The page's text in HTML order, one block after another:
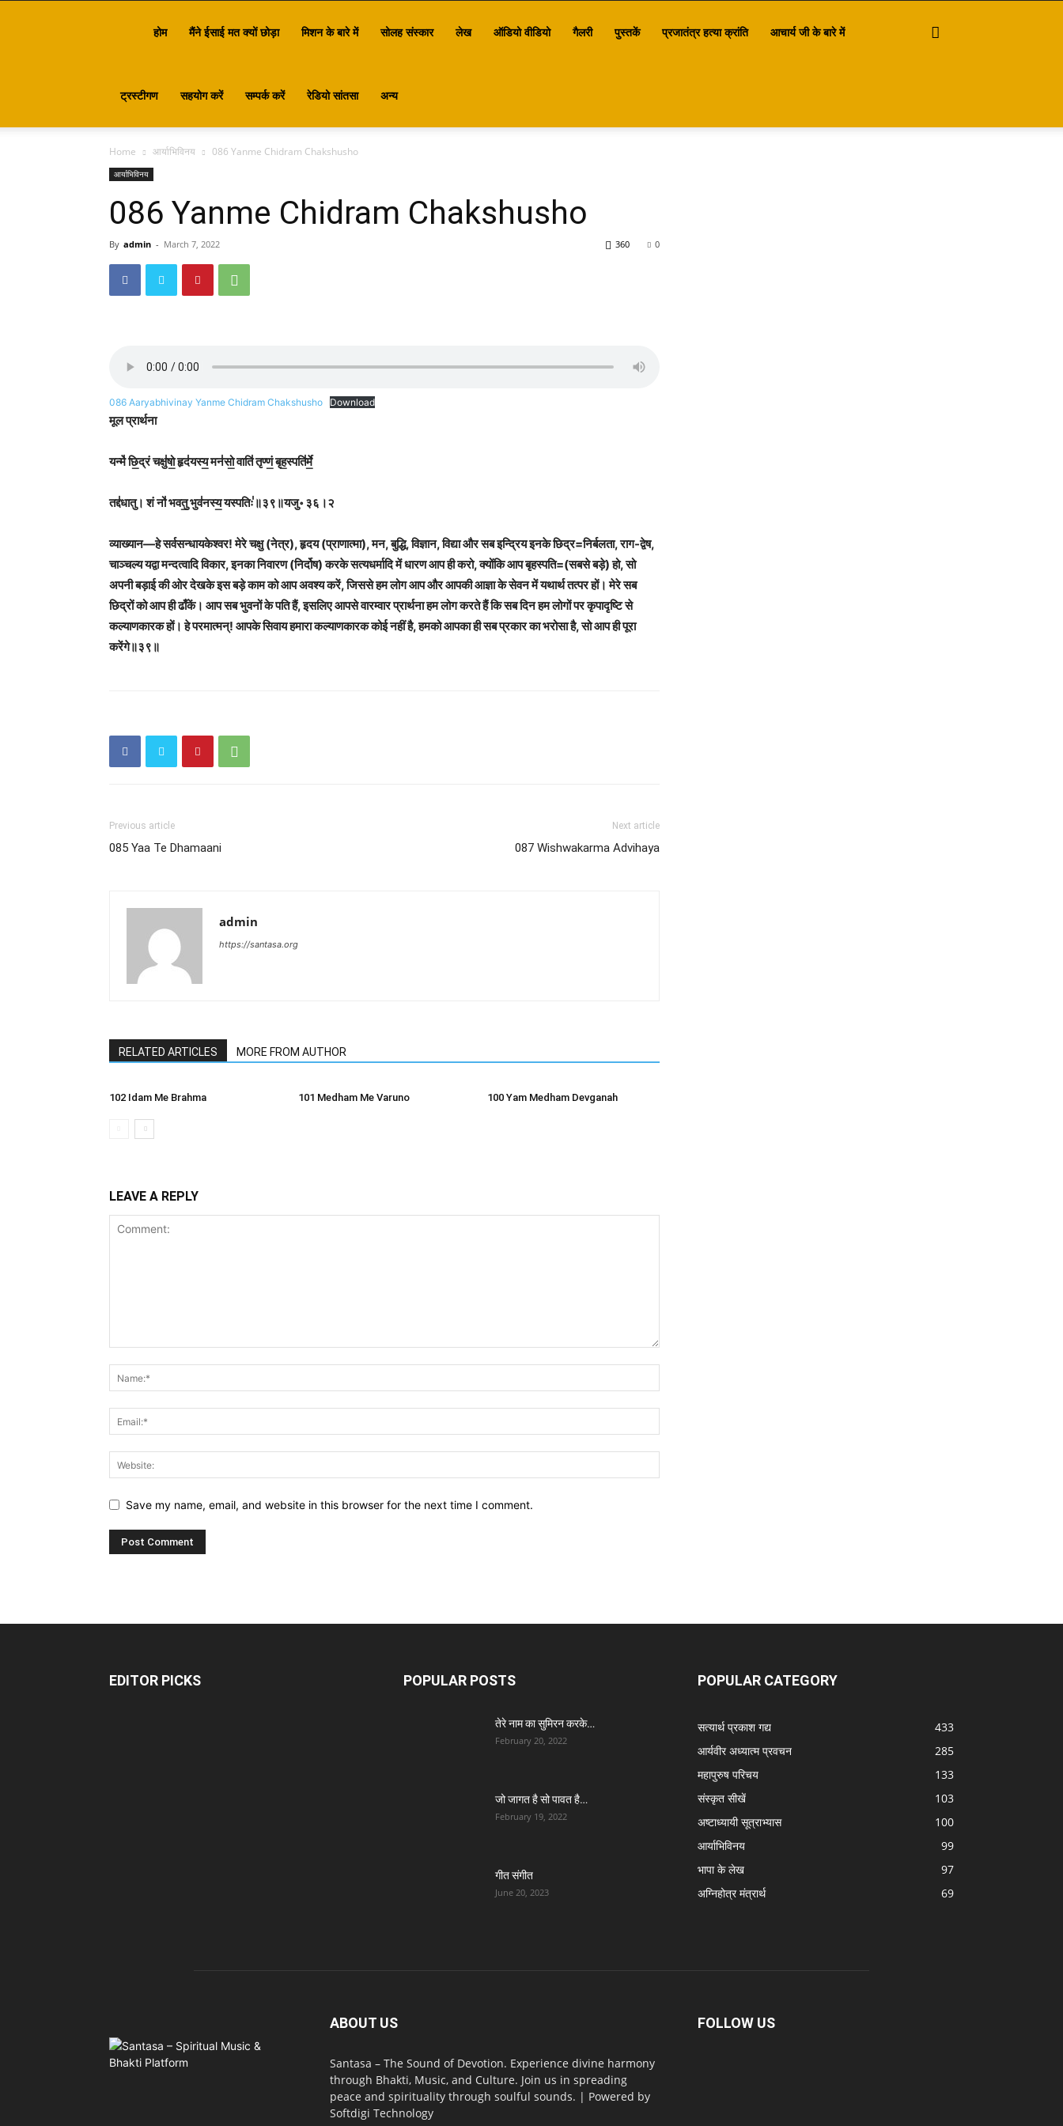
होम मैंने ईसाई मत क्यों छोड़ा मिशन के बारे में सोलह संस्कार लेख ऑडियो वीडियो गैलरी पुस्तकें प्रजातंत्र हत्या क्रांति आचार्य जी के बारे में
ट्रस्टीगण सहयोग करें सम्पर्क करें रेडियो सांतसा अन्य
Home आर्याभिविनय 086 Yanme Chidram Chakshusho
आर्याभिविनय
086 Yanme Chidram Chakshusho
By admin - March 7, 2022 0
360
086 Aaryabhivinay Yanme Chidram Chakshusho Download
मूल प्रार्थना
यन्मे॑ छि॒द्रं चक्षु॑षो॒ हृद॑यस्य॒ मन॑सो॒ वाति॑ तृण्णं॒ बृह॒स्पति॑र्मे॒
तद्द॑धातु। शं नो॑ भवतु॒ भुव॑नस्य॒ यस्पतिः॑॥३९॥यजु॰ ३६।२
व्याख्यान—हे सर्वसन्धायकेश्वर! मेरे चक्षु (नेत्र), हृदय (प्राणात्मा), मन, बुद्धि, विज्ञान, विद्या और सब इन्द्रिय इनके छिद्र=निर्बलता, राग-द्वेष,
चाञ्चल्य यद्वा मन्दत्वादि विकार, इनका निवारण (निर्दोष) करके सत्यधर्मादि में धारण आप ही करो, क्योंकि आप बृहस्पति=(सबसे बड़े) हो, सो
अपनी बड़ाई की ओर देखके इस बड़े काम को आप अवश्य करें, जिससे हम लोग आप और आपकी आज्ञा के सेवन में यथार्थ तत्पर हों। मेरे सब
छिद्रों को आप ही ढाँकें। आप सब भुवनों के पति हैं, इसलिए आपसे वारम्वार प्रार्थना हम लोग करते हैं कि सब दिन हम लोगों पर कृपादृष्टि से
कल्याणकारक हों। हे परमात्मन्! आपके सिवाय हमारा कल्याणकारक कोई नहीं है, हमको आपका ही सब प्रकार का भरोसा है, सो आप ही पूरा
करेंगे॥३९॥
Previous article
085 Yaa Te Dhamaani
Next article
087 Wishwakarma Advihaya
admin
https://santasa.org
RELATED ARTICLES MORE FROM AUTHOR
102 Idam Me Brahma 101 Medham Me Varuno 100 Yam Medham Devganah
LEAVE A REPLY
Save my name, email, and website in this browser for the next time I comment.
EDITOR PICKS POPULAR POSTS
तेरे नाम का सुमिरन करके…
February 20, 2022
जो जागत है सो पावत है…
February 19, 2022
गीत संगीत
June 20, 2023
POPULAR CATEGORY
सत्यार्थ प्रकाश गद्य
433
आर्यवीर अध्यात्म प्रवचन
285
महापुरुष परिचय
133
संस्कृत सीखें
103
अष्टाध्यायी सूत्राभ्यास
100
आर्याभिविनय
99
भापा के लेख
97
अग्निहोत्र मंत्रार्थ
69
ABOUT US
Santasa – The Sound of Devotion. Experience divine harmony
through Bhakti, Music, and Culture. Join us in spreading
peace and spirituality through soulful sounds. | Powered by
Softdigi Technology
FOLLOW US